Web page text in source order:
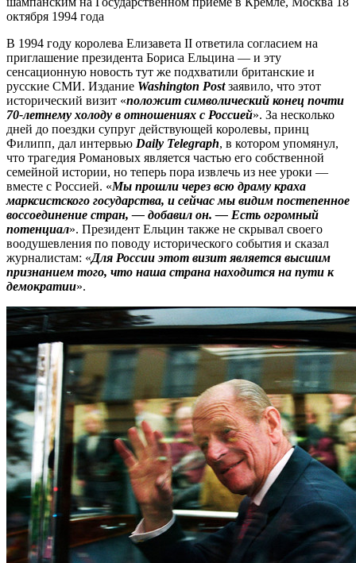
октября 1994 года
В 1994 году королева Елизавета II ответила согласием на
приглашение президента Бориса Ельцина — и эту
сенсационную новость тут же подхватили британские и
русские СМИ. Издание Washington Postзаявило, что этот
исторический визит «положит символический конец почти
70-летнему холоду в отношениях с Россией». За несколько
дней до поездки супруг действующей королевы, принц
Филипп, дал интервью Daily Telegraph, в котором упомянул,
что трагедия Романовых является частью его собственной
семейной истории, но теперь пора извлечь из нее уроки —
вместе с Россией. «Мы прошли через всю драму краха
марксистского государства, и сейчас мы видим постепенное
воссоединение стран, — добавил он. — Есть огромный
потенциал». Президент Ельцин также не скрывал своего
воодушевления по поводу исторического события и сказал
журналистам: «Для России этот визит является высшим
признанием того, что наша страна находится на пути к
демократии».